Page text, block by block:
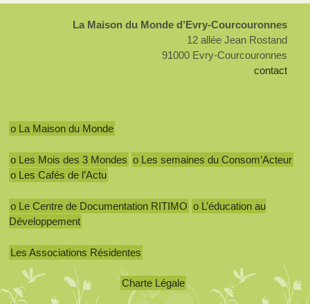
La Maison du Monde d’Evry-Courcouronnes
12 allée Jean Rostand
91000 Evry-Courcouronnes
contact
o La Maison du Monde
o Les Mois des 3 Mondes o Les semaines du Consom’Acteur
o Les Cafés de l’Actu
o Le Centre de Documentation RITIMO o L’éducation au
Développement
Les Associations Résidentes
Charte Légale